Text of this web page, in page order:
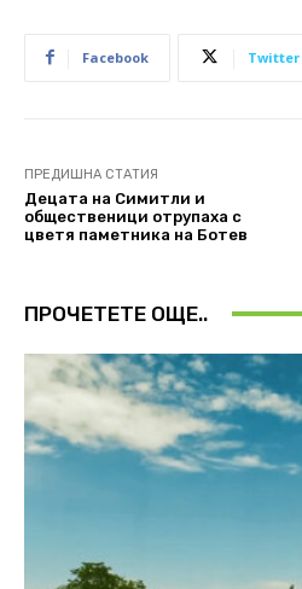
Facebook Twitter
ПРЕДИШНА СТАТИЯ
Децата на Симитли и
общественици отрупаха с
цветя паметника на Ботев
ПРОЧЕТЕТЕ ОЩЕ..